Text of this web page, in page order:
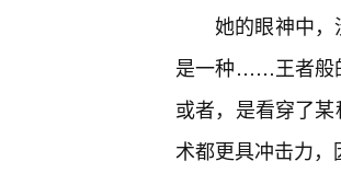
她的眼神中
是一种……王者般
或者，是看穿了
术都更具冲击力，